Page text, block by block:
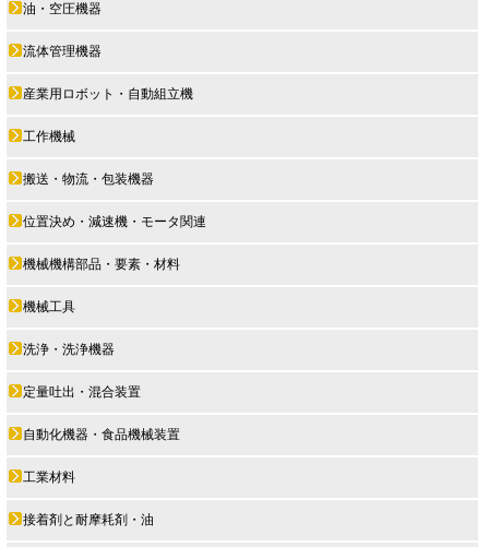
油・空圧機器
流体管理機器
産業用ロボット・自動組立機
工作機械
搬送・物流・包装機器
位置決め・減速機・モータ関連
機械機構部品・要素・材料
機械工具
洗浄・洗浄機器
定量吐出・混合装置
自動化機器・食品機械装置
工業材料
接着剤と耐摩耗剤・油